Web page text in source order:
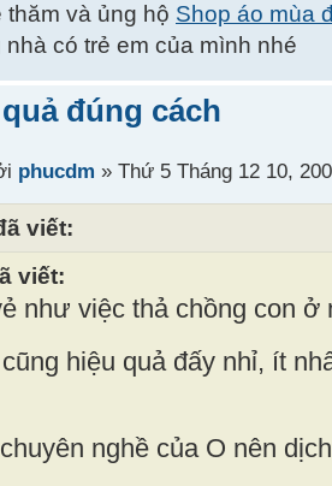
và ủng hộ Shop áo mùa
có trẻ em của mình nhé
đúng cách
phucdm » Thứ 5 Tháng 12 10,
viết:
viết:
như việc thả chồng con ở
hiệu quả đấy nhỉ, ít
nghề của O nên